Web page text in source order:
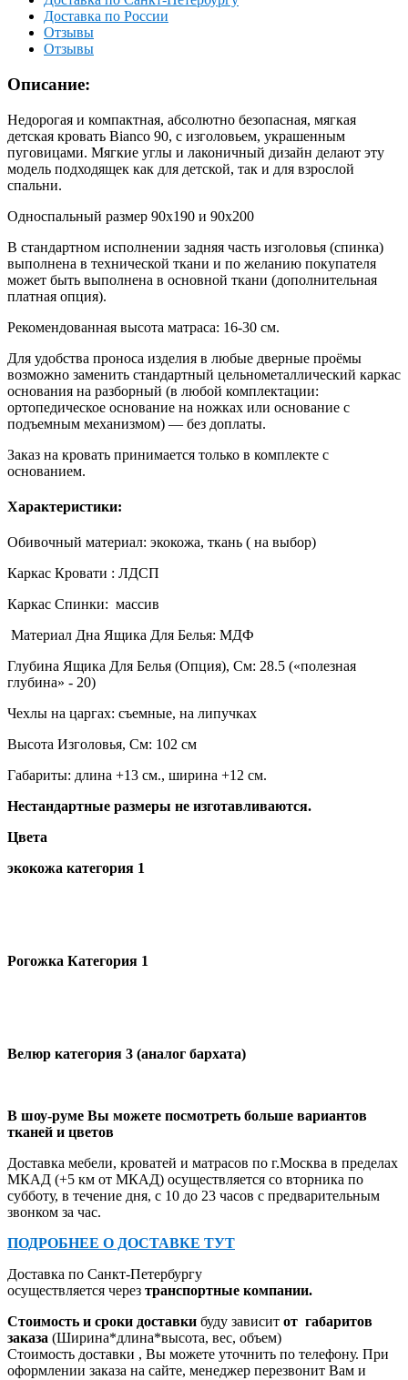
Доставка по России
Отзывы
Отзывы
Описание:
Недорогая и компактная, абсолютно безопасная, мягкая
детская кровать Bianco 90, с изголовьем, украшенным
пуговицами. Мягкие углы и лаконичный дизайн делают эту
модель подходящек как для детской, так и для взрослой
спальни.
Односпальный размер 90х190 и 90х200
В стандартном исполнении задняя часть изголовья (спинка)
выполнена в технической ткани и по желанию покупателя
может быть выполнена в основной ткани (дополнительная
платная опция).
Рекомендованная высота матраса: 16-30 см.
Для удобства проноса изделия в любые дверные проёмы
возможно заменить стандартный цельнометаллический каркас
основания на разборный (в любой комплектации:
ортопедическое основание на ножках или основание с
подъемным механизмом) — без доплаты.
Заказ на кровать принимается только в комплекте с
основанием.
Характеристики:
Обивочный материал: экокожа, ткань ( на выбор)
Каркас Кровати : ЛДСП
Каркас Спинки: массив
Материал Дна Ящика Для Белья: МДФ
Глубина Ящика Для Белья (Опция), См: 28.5 («полезная
глубина» - 20)
Чехлы на царгах: съемные, на липучках
Высота Изголовья, См: 102 см
Габариты: длина +13 см., ширина +12 см.
Нестандартные размеры не изготавливаются.
Цвета
экокожа категория 1
Рогожка Категория 1
Велюр категория 3 (аналог бархата)
В шоу-руме Вы можете посмотреть больше вариантов
тканей и цветов
Доставка мебели, кроватей и матрасов по г.Москва в пределах
МКАД (+5 км от МКАД) осуществляется со вторника по
субботу, в течение дня, с 10 до 23 часов с предварительным
звонком за час.
ПОДРОБНЕЕ О ДОСТАВКЕ ТУТ
Доставка по Санкт-Петербургу
осуществляется через транспортные компании.
Стоимость и сроки доставки буду зависит от габаритов
заказа (Ширина*длина*высота, вес, объем)
Стоимость доставки , Вы можете уточнить по телефону. При
оформлении заказа на сайте, менеджер перезвонит Вам и